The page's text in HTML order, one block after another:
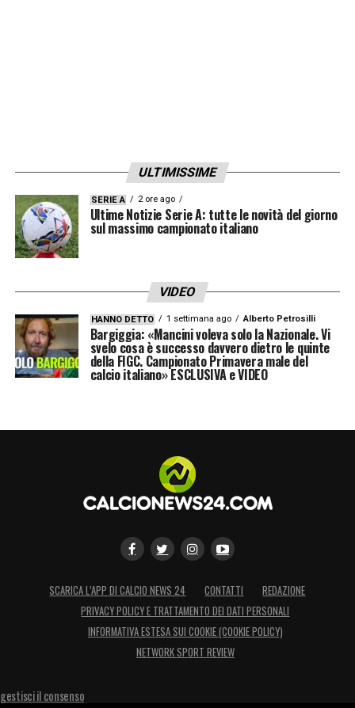
ULTIMISSIME
SERIE A 2 ore ago
Ultime Notizie Serie A: tutte le novità del giorno
sul massimo campionato italiano
VIDEO
HANNO DETTO 1 settimana ago Alberto Petrosilli
Bargiggia: «Mancini voleva solo la Nazionale. Vi
svelo cosa è successo davvero dietro le quinte
della FIGC. Campionato Primavera male del
calcio italiano» ESCLUSIVA e VIDEO
SCARICA L’APP DI CALCIO NEWS 24 CONTATTI
REDAZIONE
PRIVACY POLICY E TRATTAMENTO DEI DATI PERSONALI
INFORMATIVA ESTESA SUI COOKIE (COOKIE POLICY)
NETWORK SPORT REVIEW
gestisci il consenso